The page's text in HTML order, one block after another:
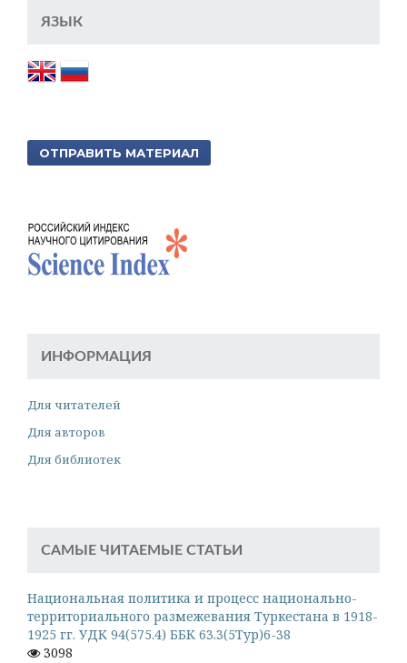
ЯЗЫК
ОТПРАВИТЬ МАТЕРИАЛ
ИНФОРМАЦИЯ
Для читателей
Для авторов
Для библиотек
САМЫЕ ЧИТАЕМЫЕ СТАТЬИ
Национальная политика и процесс национально-
территориального размежевания Туркестана в 1918-
1925 гг. УДК 94(575.4) ББК 63.3(5Тур)6-38
3098